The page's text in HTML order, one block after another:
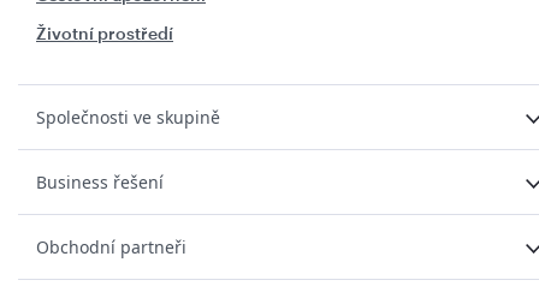
Životní prostředí
Společnosti ve skupině
Business řešení
Obchodní partneři